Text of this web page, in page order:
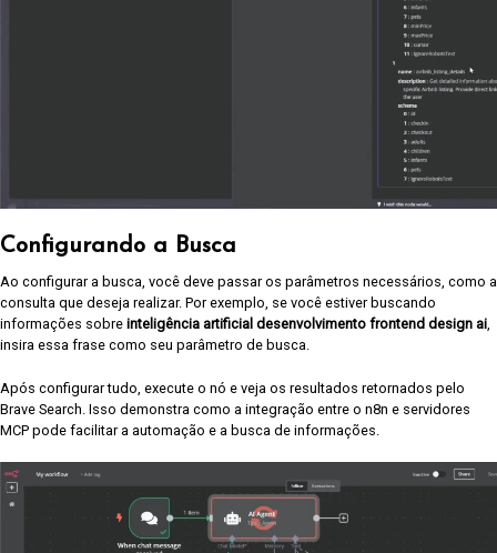
Configurando a Busca
Ao configurar a busca, você deve passar os parâmetros necessários, como a
consulta que deseja realizar. Por exemplo, se você estiver buscando
informações sobre inteligência artificial desenvolvimento frontend design ai,
insira essa frase como seu parâmetro de busca.
Após configurar tudo, execute o nó e veja os resultados retornados pelo
Brave Search. Isso demonstra como a integração entre o n8n e servidores
MCP pode facilitar a automação e a busca de informações.